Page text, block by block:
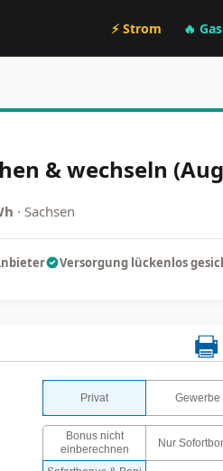
⚡ Strom 🔥 Gas
& wechseln
· Sachsen
Versorgung lückenlos